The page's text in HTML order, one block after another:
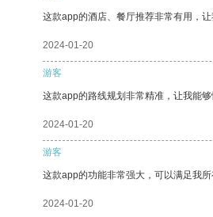
这款app的酒店、餐厅推荐非常有用，让
2024-01-20
游客
这款app的路线规划非常精准，让我能够
2024-01-20
游客
这款app的功能非常强大，可以满足我
2024-01-20